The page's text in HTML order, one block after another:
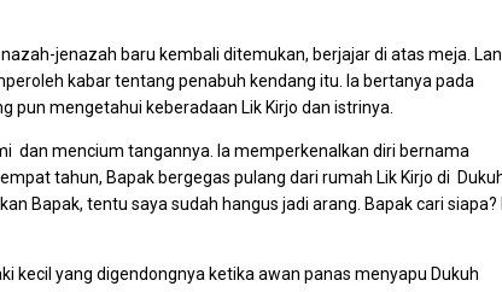
jenazah baru kembali ditemukan, berjajar di atas meja.
kabar tentang penabuh kendang itu. Ia bertanya pada
pun mengetahui keberadaan Lik Kirjo dan istrinya.
dan mencium tangannya. Ia memperkenalkan diri bernama
tahun, Bapak bergegas pulang dari rumah Lik Kirjo di
Bapak, tentu saya sudah hangus jadi arang. Bapak cari siapa?
kecil yang digendongnya ketika awan panas menyapu Dukuh